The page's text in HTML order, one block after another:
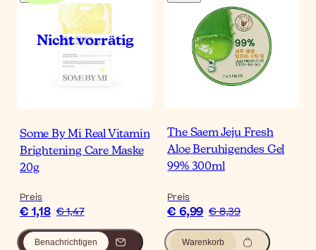
Some By Mi Real Vitamin
Brightening Care Maske
20g
Preis
€ 1,18 € 1,47
Benachrichtigen
The Saem Jeju Fresh
Aloe Beruhigendes Gel
99% 300ml
Preis
€ 6,99 € 8,39
Warenkorb